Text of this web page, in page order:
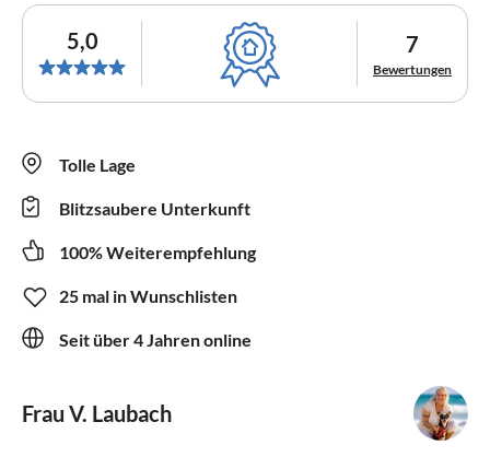
5,0 7
Bewertungen
Tolle Lage
Blitzsaubere Unterkunft
100% Weiterempfehlung
25 mal in Wunschlisten
Seit über 4 Jahren online
Frau V. Laubach